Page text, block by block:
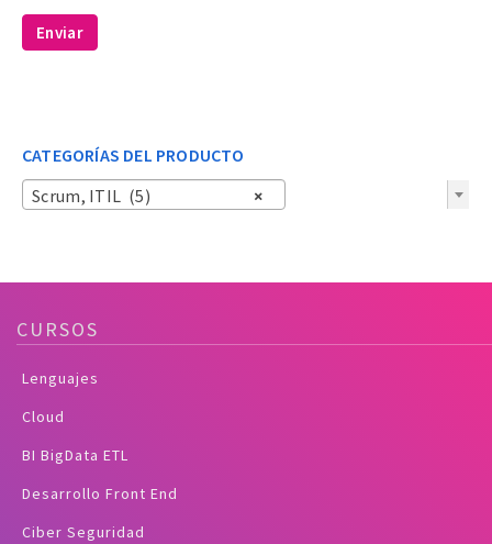
Enviar
CATEGORÍAS DEL PRODUCTO
×
Scrum, ITIL (5)
CURSOS
Lenguajes
Cloud
BI BigData ETL
Desarrollo Front End
Ciber Seguridad